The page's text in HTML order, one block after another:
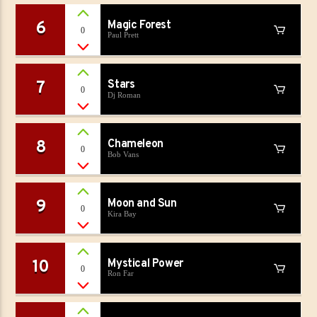
6 0 Magic Forest
Paul Prett
7 0 Stars
Dj Roman
8 0 Chameleon
Bob Vans
9 0 Moon and Sun
Kira Bay
10 0 Mystical Power
Ron Far